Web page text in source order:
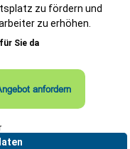
zu fördern und
zu erhöhen.
Sie da
anfordern